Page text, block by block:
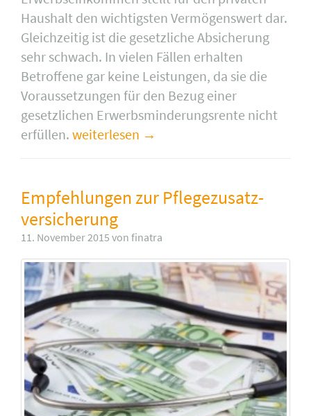
Haushalt den wichtigsten Vermögenswert dar.
Gleichzeitig ist die gesetzliche Absicherung
sehr schwach. In vielen Fällen erhalten
Betroffene gar keine Leistungen, da sie die
Voraussetzungen für den Bezug einer
gesetzlichen Erwerbsminderungsrente nicht
erfüllen. weiterlesen
Empfehlungen zur Pflege­zusatz­
versicherung
11. November 2015 von finatra